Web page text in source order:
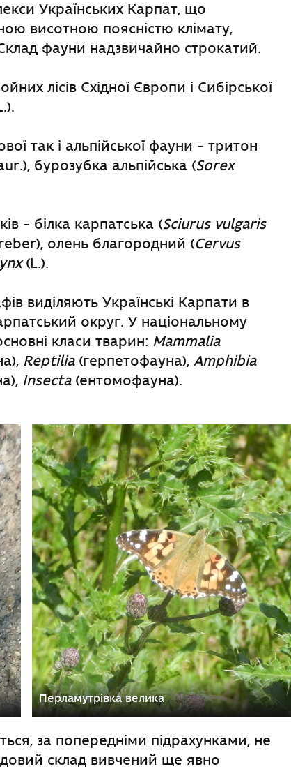
Українських Карпат, що
висотною поясністю клімату,
фауни надзвичайно строкатий.
лісів Східної Європи і Сибірської
так і альпійської фауни - тритон
бурозубка альпійська (Sorex
- білка карпатська (Sciurus vulgaris
олень благородний (Cervus
(L.).
виділяють Українські Карпати в
округ. У національному
класи тварин: Mammalia
Reptilia(герпетофауна), Amphibia
Insecta (ентомофауна).
Перламутрівка велика
за попередніми підрахунками, не
склад вивчений ще явно